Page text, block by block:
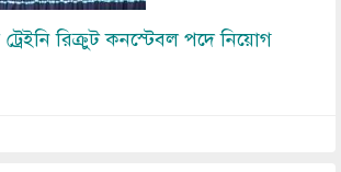
রিক্রুট কনস্টেবল পদে নিয়োগ